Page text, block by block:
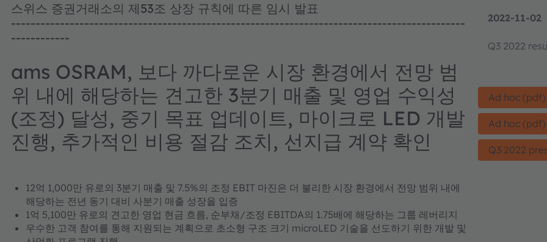
2022-11-02
Q3 2022
Ad hoc (pdf)
Ad hoc
Q3 2022
스위스 증권거래소의 제53조 상장 규칙에 따른 임시 발표
---------------------------------------------------------------------------------------------
------------
ams OSRAM, 보다 까다로운 시장 환경에서 전망 범
위 내에 해당하는 견고한 3분기 매출 및 영업 수익성
(조정) 달성, 중기 목표 업데이트, 마이크로 LED 개발
진행, 추가적인 비용 절감 조치, 선지급 계약 확인
12억 1,000만 유로의 3분기 매출 및 7.5%의 조정 EBIT 마진은 더 불리한 시장 환경에서 전망 범위 내에
해당하는 전년 동기 대비 사분기 매출 성장을 입증
1억 5,100만 유로의 견고한 영업 현금 흐름, 순부채/조정 EBITDA의 1.75배에 해당하는 그룹 레버리지
우수한 고객 참여를 통해 지원되는 계획으로 초소형 구조 크기 microLED 기술을 선도하기 위한 개발 및